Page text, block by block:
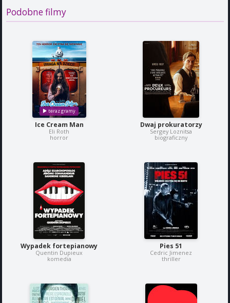
Podobne filmy
Ice Cream Man
Eli Roth
horror
Dwaj prokuratorzy
Sergey Loznitsa
biograficzny
Wypadek fortepianowy
Quentin Dupieux
komedia
Pies 51
Cedric Jimenez
thriller